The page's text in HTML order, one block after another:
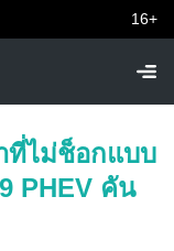
16+
ที่ไม่ช็อกแบบ
PHEV คัน